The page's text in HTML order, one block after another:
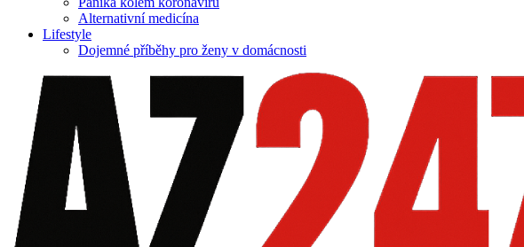
Alternativní medicína
Lifestyle
Dojemné příběhy pro ženy v domácnosti